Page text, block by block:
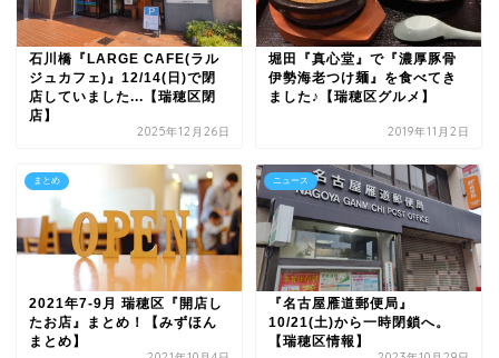
石川橋『LARGE CAFE(ラル
ジュカフェ)』12/14(日)で閉
店していました...【瑞穂区閉
店】
2025年12月26日
堀田『真心堂』で『濃厚豚骨
伊勢海老つけ麺』を食べてき
ました♪【瑞穂区グルメ】
2019年11月2日
まとめ
2021年7-9月 瑞穂区『開店し
たお店』まとめ！【みずほん
まとめ】
ニュース
『名古屋雁道郵便局』
10/21(土)から一時閉鎖へ。
【瑞穂区情報】